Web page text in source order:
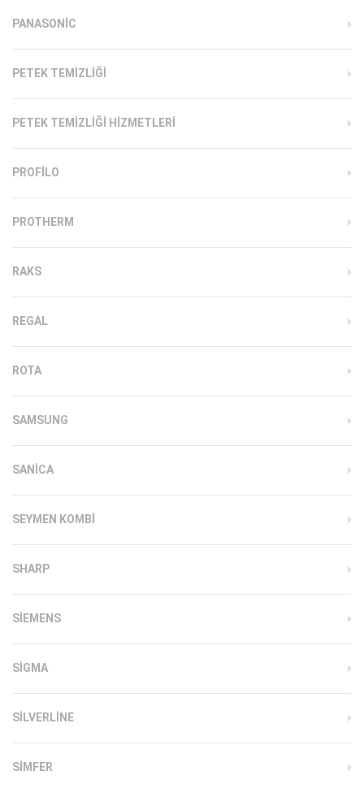
PANASONIC
PETEK TEMIZLIĞI
PETEK TEMIZLIĞI HIZMETLERI
PROFILO
PROTHERM
RAKS
REGAL
ROTA
SAMSUNG
SANICA
SEYMEN KOMBI
SHARP
SIEMENS
SIGMA
SILVERLINE
SIMFER